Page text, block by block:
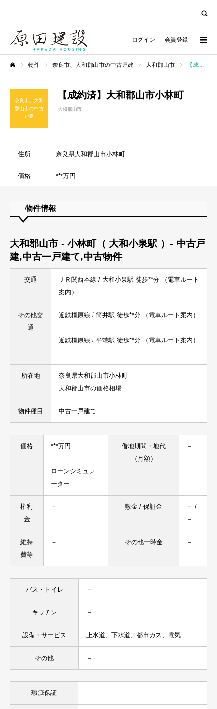
ログイン 会員登録
物件 奈良市、大和郡山市の中古戸建 大和郡山市 【成約済】大和郡山市小林町
奈良市、大和
郡山市の中古
戸建
【成約済】大和郡山市小林町
大和郡山市
住所 奈良県大和郡山市小林町
価格 ***万円
物件情報
大和郡山市 - 小林町（ 大和小泉駅 ） - 中古戸
建,中古一戸建て,中古物件
交通 ＪＲ関西本線 / 大和小泉駅 徒歩**分 （ 電車ルート
案内 ）
その他交
通
近鉄橿原線 / 筒井駅 徒歩**分 （ 電車ルート案内 ）
近鉄橿原線 / 平端駅 徒歩**分 （ 電車ルート案内 ）
所在地
奈良県大和郡山市小林町
大和郡山市の価格相場
物件種目 中古一戸建て
価格 ***万円
ローンシミュレ
ーター
借地期間・地代
（月額）
－
権利
金
－ 敷金 / 保証金
－ /
－
維持
費等
－ その他一時金 －
バス・トイレ －
キッチン －
設備・サービス 上水道、下水道、都市ガス、電気
その他 －
瑕疵保証 －